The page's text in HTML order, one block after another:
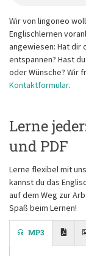
Wir von lingoneo
Englischlernen
angewiesen: Hat dir
entspannen? Hast
oder Wünsche? Wir
Kontaktformular.
Lerne
und PDF
Lerne flexibel mit
kannst du das
auf dem Weg zur
Spaß beim Lernen!
MP3